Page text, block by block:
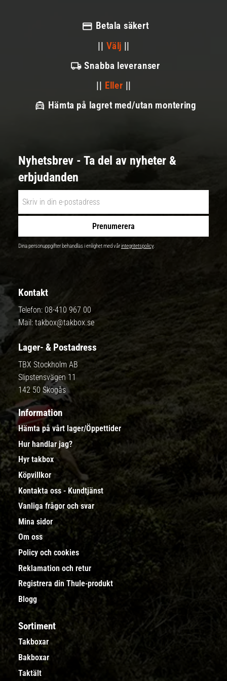
Betala säkert
|| Välj ||
Snabba leveranser
|| Eller ||
Hämta på lagret med/utan montering
Nyhetsbrev - Ta del av nyheter &
erbjudanden
Prenumerera
Dina personuppgifter behandlas i enlighet med vårintegritetspolicy.
Kontakt
Telefon: 08-410 967 00
Mail: takbox@takbox.se
Lager- & Postadress
TBX Stockholm AB
Slipstensvägen 11
142 50 Skogås
Information
Hämta på vårt lager/Öppettider
Hur handlar jag?
Hyr takbox
Köpvillkor
Kontakta oss - Kundtjänst
Vanliga frågor och svar
Mina sidor
Om oss
Policy och cookies
Reklamation och retur
Registrera din Thule-produkt
Blogg
Sortiment
Takboxar
Bakboxar
Taktält